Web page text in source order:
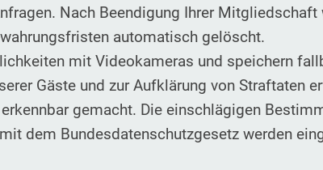
Nach Beendigung Ihrer
automatisch gelöscht.
mit Videokameras und speichern
Gäste und zur Aufklärung von Straftaten
gemacht. Die einschlägigen
dem Bundesdatenschutzgesetz werden